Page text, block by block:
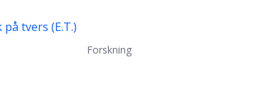
tvers (E.T.)
Forskning